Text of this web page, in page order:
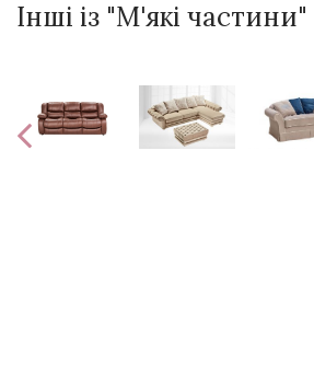
Інші із "М'які частини"